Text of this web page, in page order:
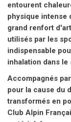
entourent
physique intense
grand renfort
utilisés par les
indispensable
inhalation dans le
Accompagnés
pour la cause du
transformés en
Club Alpin